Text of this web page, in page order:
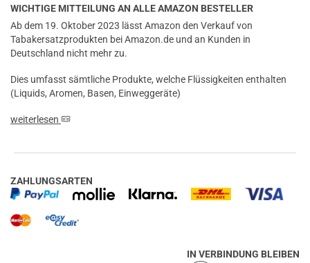
WICHTIGE MITTEILUNG AN ALLE AMAZON BESTELLER
Ab dem 19. Oktober 2023 lässt Amazon den Verkauf von
Tabakersatzprodukten bei Amazon.de und an Kunden in
Deutschland nicht mehr zu.
Dies umfasst sämtliche Produkte, welche Flüssigkeiten enthalten
(Liquids, Aromen, Basen, Einweggeräte)
weiterlesen
ZAHLUNGSARTEN
IN VERBINDUNG BLEIBEN